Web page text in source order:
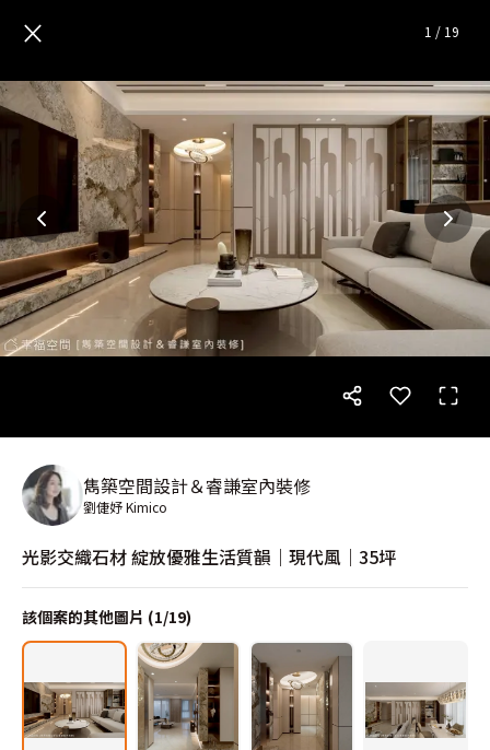
光影交織石材 綻放優雅生活質
× 1 / 19
雋築空間設計＆睿謙室內裝修
劉倢妤 Kimico
光影交織石材 綻放優雅生活質韻｜現代風｜35坪
該個案的其他圖片 (1/19)